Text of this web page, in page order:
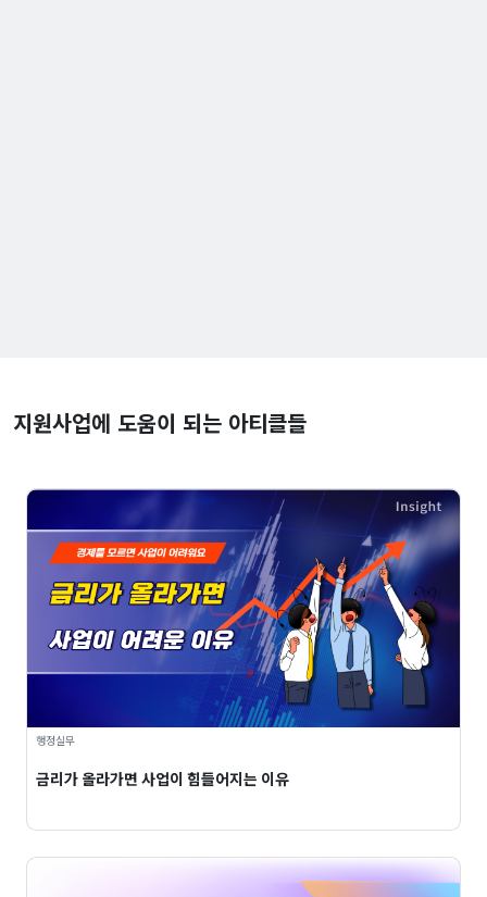
지원사업에 도움이 되는 아티클들
행정실무
금리가 올라가면 사업이 힘들어지는 이유